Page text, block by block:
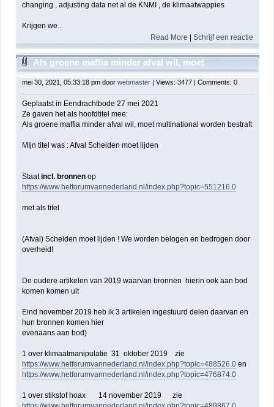
changing , adjusting data net al de KNMI , de klimaatwappies
Krijgen we...
Read More |Schrijf een reactie
Als groene maffia minder afval wil, moet
multinational worden bestraft
mei 30, 2021, 05:33:18 pm door webmaster| Views: 3477 | Comments: 0
Geplaatst in Eendrachtbode 27 mei 2021
Ze gaven het als hoofdtitel mee:
Als groene maffia minder afval wil, moet multinational worden bestraft
MIjn titel was : Afval Scheiden moet lijden
Staatincl. bronnen op
https://www.hetforumvannederland.nl/index.php?topic=551216.0
met als titel
(Afval) Scheiden moet lijden ! We worden belogen en bedrogen door
overheid!
De oudere artikelen van 2019 waarvan bronnen hierin ook aan bod
komen komen uit
Eind november 2019 heb ik 3 artikelen ingestuurd delen daarvan en
hun bronnen komen hier
evenaans aan bod)
1 over klimaatmanipulatie 31 oktober 2019 zie
https://www.hetforumvannederland.nl/index.php?topic=488526.0en
https://www.hetforumvannederland.nl/index.php?topic=476874.0
1 over stikstof hoax 14 november 2019 zie